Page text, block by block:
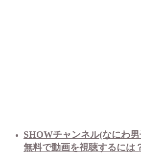
SHOWチャンネル(なにわ男
無料で動画を視聴するには